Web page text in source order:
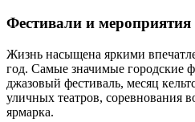
Фестивали и мероприятия
Жизнь насыщена яркими
год. Самые значимые городские
джазовый фестиваль, месяц
уличных театров, соревнования
ярмарка.